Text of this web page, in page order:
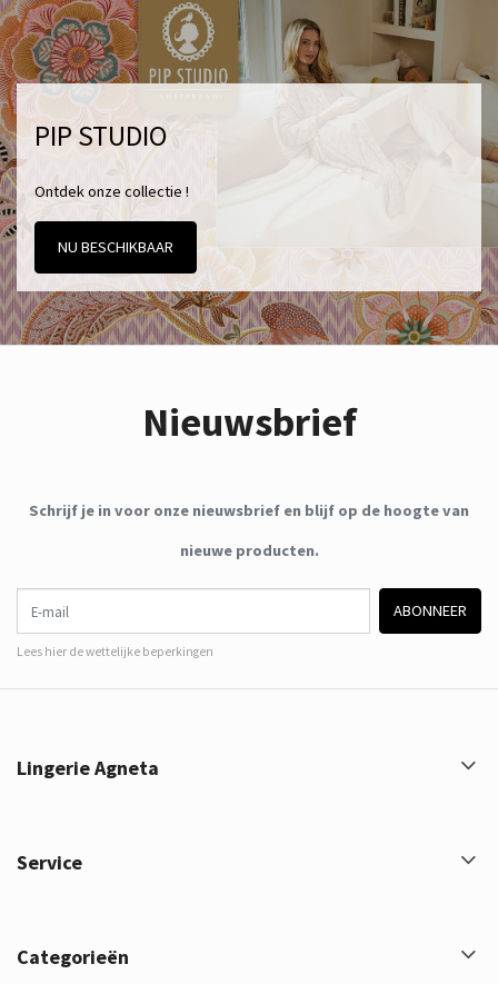
PIP STUDIO
Ontdek onze collectie !
NU BESCHIKBAAR
Nieuwsbrief
Schrijf je in voor onze nieuwsbrief en blijf op de hoogte van
nieuwe producten.
ABONNEER
Lees hier de wettelijke beperkingen
Lingerie Agneta
Service
Categorieën